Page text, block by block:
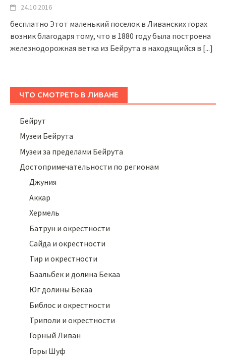
24.10.2016
бесплатно Этот маленький поселок в Ливанских горах
возник благодаря тому, что в 1880 году была построена
железнодорожная ветка из Бейрута в находящийся в [...]
ЧТО СМОТРЕТЬ В ЛИВАНЕ
Бейрут
Музеи Бейрута
Музеи за пределами Бейрута
Достопримечательности по регионам
Джуния
Аккар
Хермель
Батрун и окрестности
Сайда и окрестности
Тир и окрестности
Баальбек и долина Бекаа
Юг долины Бекаа
Библос и окрестности
Триполи и окрестности
Горный Ливан
Горы Шуф